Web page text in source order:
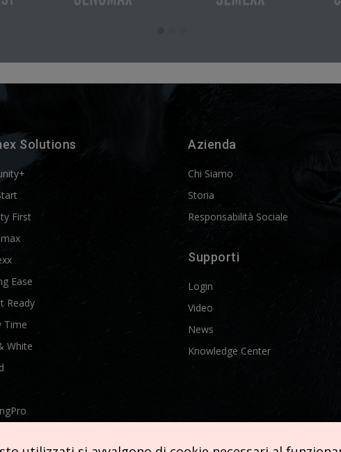
Solutions
First
Ease
Ready
Time
White
Azienda
Chi Siamo
Storia
Responsabilità Sociale
Supporti
Login
Video
News
Knowledge Center